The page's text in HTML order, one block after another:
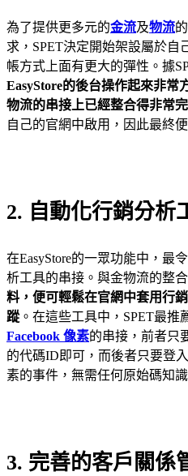
為了提供更多元的金流及物流
求，SPET決定開始架設屬於自
帳方式上面有更大的彈性。據
EasyStore的後台操作起來非常
物流的串接上已經整合得非常
自己的官網中啟用，因此最終便
2. 自動化行銷分析
在EasyStore的一眾功能中，最
析工具的串接。與金物流的整合
料，便可輕鬆在官網中套用行
蹤 。在這些工具中，SPET最推
Facebook 像素的串接，前者只
的代碼ID即可，而後者只要登
素的事件，無需任何原始碼知
3. 完善的客戶關係